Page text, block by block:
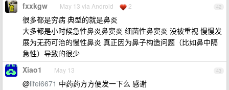
42
fxxkgw May 13 via Android 2
很多都是穷病 典型的就是鼻炎
大多都是小时候急性鼻炎鼻窦炎 细菌性鼻窦炎 没被重视 慢慢发
展为无药可治的慢性鼻炎 真正因为鼻子构造问题（比如鼻中隔
急性）导致的很少
43
Xiao1 May 13
@lifei6671 中药药方方便发一下么 感谢